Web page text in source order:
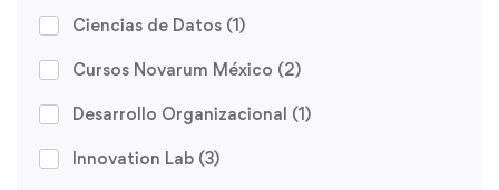
Ciencias de Datos (1)
Cursos Novarum México (2)
Desarrollo Organizacional (1)
Innovation Lab (3)